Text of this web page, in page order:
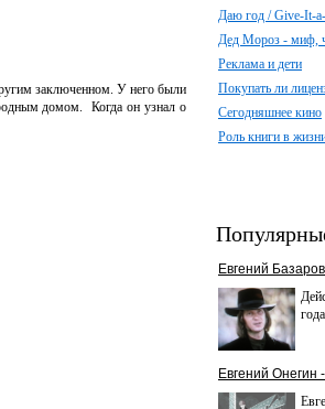
заключенном. У него были
домом. Когда он узнал о
Даю год / Give-It-
Дед Мороз - миф,
Реклама и дети
Покупать ли
Сегодняшнее кино
Роль книги в
Евгений
Евгений Онегин